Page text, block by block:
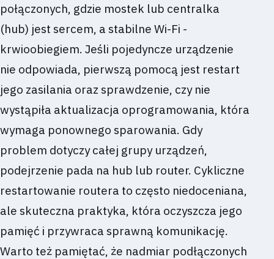
połączonych, gdzie mostek lub centralka
(hub) jest sercem, a stabilne Wi-Fi -
krwioobiegiem. Jeśli pojedyncze urządzenie
nie odpowiada, pierwszą pomocą jest restart
jego zasilania oraz sprawdzenie, czy nie
wystąpiła aktualizacja oprogramowania, która
wymaga ponownego sparowania. Gdy
problem dotyczy całej grupy urządzeń,
podejrzenie pada na hub lub router. Cykliczne
restartowanie routera to często niedoceniana,
ale skuteczna praktyka, która oczyszcza jego
pamięć i przywraca sprawną komunikację.
Warto też pamiętać, że nadmiar podłączonych